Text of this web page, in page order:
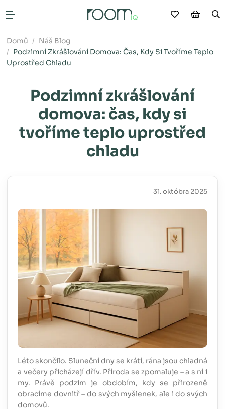
Otevřít menu Moje
Domů
Náš Blog
Podzimní Zkrášlování Domova: Čas, Kdy Si Tvoříme Teplo
Uprostřed Chladu
Podzimní zkrášlování
domova: čas, kdy si
tvoříme teplo uprostřed
chladu
31. októbra 2025
Léto skončilo. Sluneční dny se krátí, rána jsou chladná
a večery přicházejí dřív. Příroda se zpomaluje – a s ní i
my. Právě podzim je obdobím, kdy se přirozeně
obracíme dovnitř – do svých myšlenek, ale i do svých
domovů.